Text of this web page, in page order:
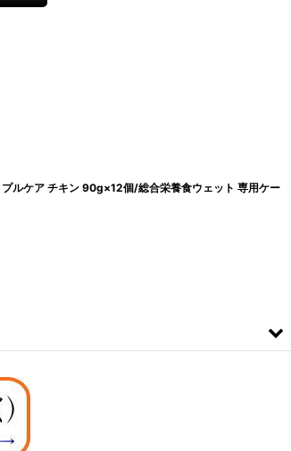
ルケア チキン 90g×12個/総合栄養食ウェット 専用ケー